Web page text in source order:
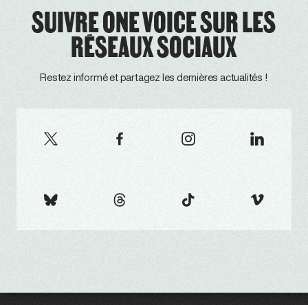
SUIVRE ONE VOICE SUR LES
RÉSEAUX SOCIAUX
Restez informé et partagez les dernières actualités !